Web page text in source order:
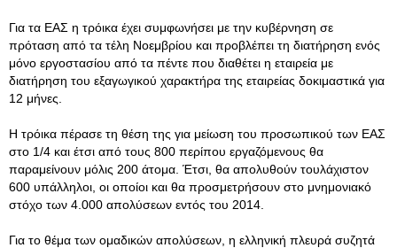
Για τα ΕΑΣ η τρόικα έχει συμφωνήσει με την κυβέρνηση σε
πρόταση από τα τέλη Νοεμβρίου και προβλέπει τη διατήρηση ενός
μόνο εργοστασίου από τα πέντε που διαθέτει η εταιρεία με
διατήρηση του εξαγωγικού χαρακτήρα της εταιρείας δοκιμαστικά για
12 μήνες.
Η τρόικα πέρασε τη θέση της για μείωση του προσωπικού των ΕΑΣ
στο 1/4 και έτσι από τους 800 περίπου εργαζόμενους θα
παραμείνουν μόλις 200 άτομα. Έτσι, θα απολυθούν τουλάχιστον
600 υπάλληλοι, οι οποίοι και θα προσμετρήσουν στο μνημονιακό
στόχο των 4.000 απολύσεων εντός του 2014.
Για το θέμα των ομαδικών απολύσεων, η ελληνική πλευρά συζητά